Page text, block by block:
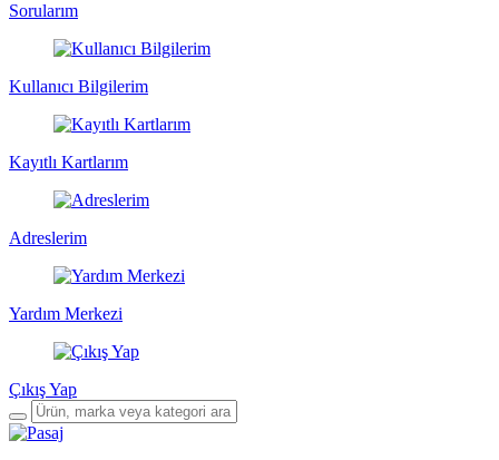
Sorularım
Kullanıcı Bilgilerim
Kayıtlı Kartlarım
Adreslerim
Yardım Merkezi
Çıkış Yap